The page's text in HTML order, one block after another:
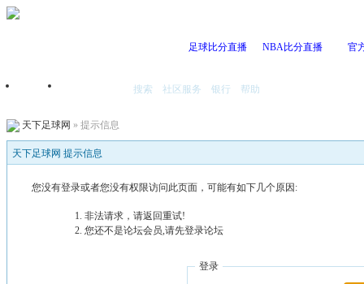
足球比分直播 NBA比分直播 官
首页 搜索 社区服务 银行 帮助
天下足球网 » 提示信息
天下足球网 提示信息
您没有登录或者您没有权限访问此页面，可能有如下几个原因:
非法请求，请返回重试!
您还不是论坛会员,请先登录论坛
登录